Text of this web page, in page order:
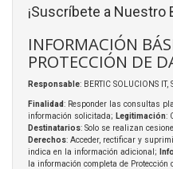
¡Suscríbete a Nuestro
INFORMACIÓN
PROTECCIÓN DE
Responsable: BERTIC SOLUCIONS IT,
Finalidad: Responder las consultas
información solicitada; Legitimación:
Destinatarios: Solo se realizan
Derechos: Acceder, rectificar y
indica en la información adicional;
la información completa de Protección